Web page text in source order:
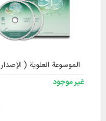
الموسوعة العلوية ( الإصدار 2 )
غير موجود